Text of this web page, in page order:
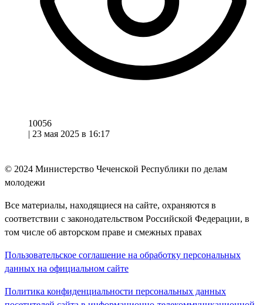
10056
| 23 мая 2025 в 16:17
© 2024 Министерство Чеченской Республики по делам
молодежи
Все материалы, находящиеся на сайте, охраняются в
соответствии с законодательством Российской Федерации, в
том числе об авторском праве и смежных правах
Пользовательское соглашение на обработку персональных
данных на официальном сайте
Политика конфиденциальности персональных данных